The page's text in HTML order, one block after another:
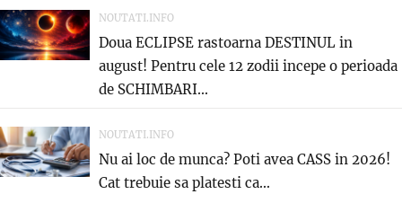
NOUTATI.INFO
Doua ECLIPSE rastoarna DESTINUL in
august! Pentru cele 12 zodii incepe o perioada
de SCHIMBARI...
NOUTATI.INFO
Nu ai loc de munca? Poti avea CASS in 2026!
Cat trebuie sa platesti ca...